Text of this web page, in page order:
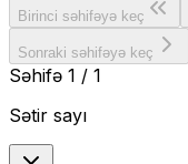
Birinci səhifəyə keç
Sonraki səhifəyə keç
Səhifə 1 / 1
Sətir sayı